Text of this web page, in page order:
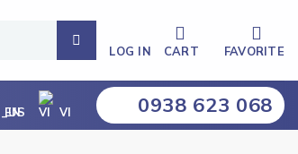
LOG IN CART FAVORITE
EN VI 0938 623 068